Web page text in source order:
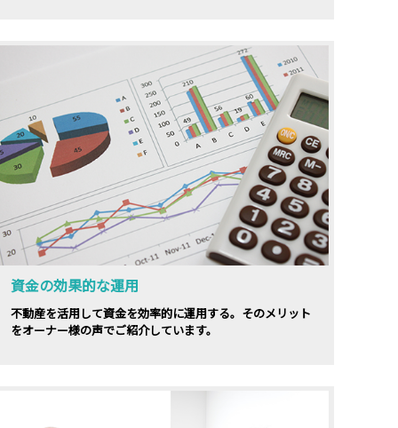
資金の効果的な運用
不動産を活用して資金を効率的に運用する。そのメリット
をオーナー様の声でご紹介しています。